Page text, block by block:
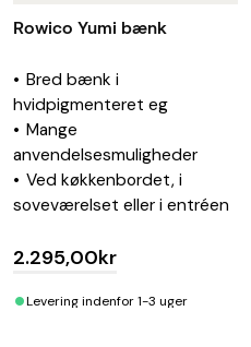
Rowico Yumi bænk
Bred bænk i
hvidpigmenteret eg
Mange
anvendelsesmuligheder
Ved køkkenbordet, i
soveværelset eller i entréen
2.295,00kr
•Levering indenfor 1-3 uger